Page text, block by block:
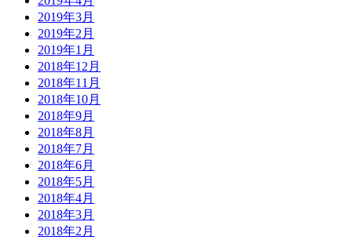
2019年3月
2019年2月
2019年1月
2018年12月
2018年11月
2018年10月
2018年9月
2018年8月
2018年7月
2018年6月
2018年5月
2018年4月
2018年3月
2018年2月